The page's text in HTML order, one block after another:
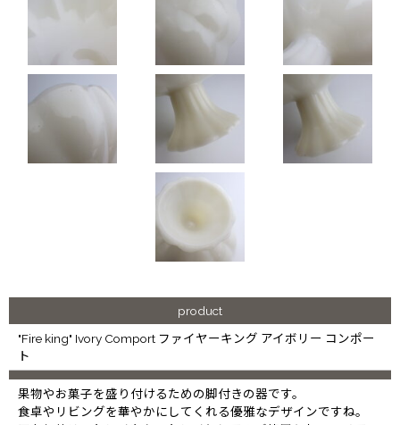
product
"Fire king" Ivory Comport ファイヤーキング アイボリー コンポー
ト
果物やお菓子を盛り付けるための脚付きの器です。
食卓やリビングを華やかにしてくれる優雅なデザインですね。